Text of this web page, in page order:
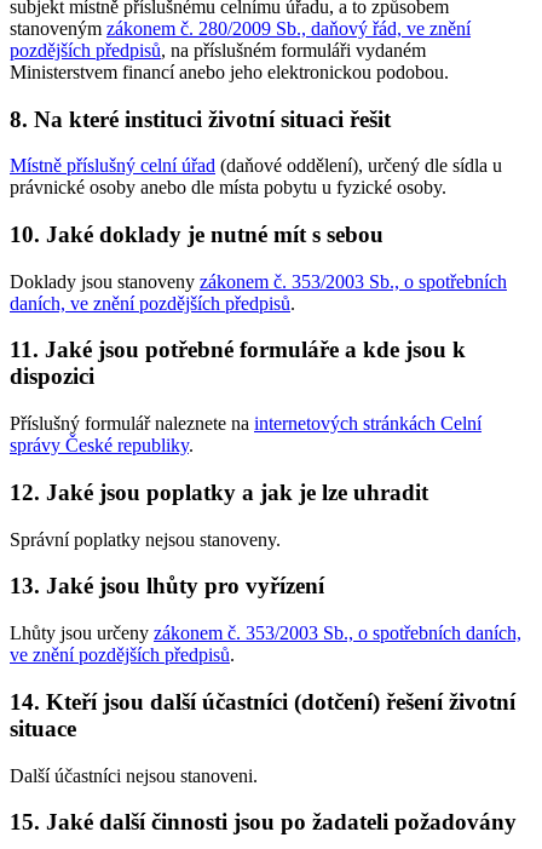
subjekt místně příslušnému celnímu úřadu, a to způsobem
stanoveným zákonem č. 280/2009 Sb., daňový řád, ve znění
pozdějších předpisů, na příslušném formuláři vydaném
Ministerstvem financí anebo jeho elektronickou podobou.
8. Na které instituci životní situaci řešit
Místně příslušný celní úřad (daňové oddělení), určený dle sídla u
právnické osoby anebo dle místa pobytu u fyzické osoby.
10. Jaké doklady je nutné mít s sebou
Doklady jsou stanoveny zákonem č. 353/2003 Sb., o spotřebních
daních, ve znění pozdějších předpisů.
11. Jaké jsou potřebné formuláře a kde jsou k
dispozici
Příslušný formulář naleznete na internetových stránkách Celní
správy České republiky.
12. Jaké jsou poplatky a jak je lze uhradit
Správní poplatky nejsou stanoveny.
13. Jaké jsou lhůty pro vyřízení
Lhůty jsou určeny zákonem č. 353/2003 Sb., o spotřebních daních,
ve znění pozdějších předpisů.
14. Kteří jsou další účastníci (dotčení) řešení životní
situace
Další účastníci nejsou stanoveni.
15. Jaké další činnosti jsou po žadateli požadovány